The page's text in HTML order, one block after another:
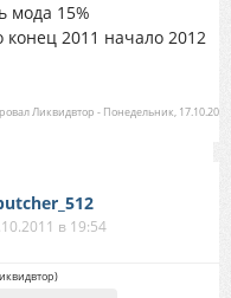
мода 15%
2011 начало 2012
Ликвидвтор - Понедельник,
в 19:54
)